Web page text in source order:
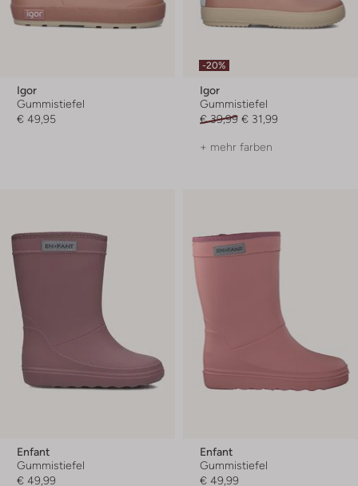
Igor
Gummistiefel
€ 49,95
-20%
Igor
Gummistiefel
€ 39,99 € 31,99
+ mehr farben
Enfant
Gummistiefel
€ 49,99
Enfant
Gummistiefel
€ 49,99